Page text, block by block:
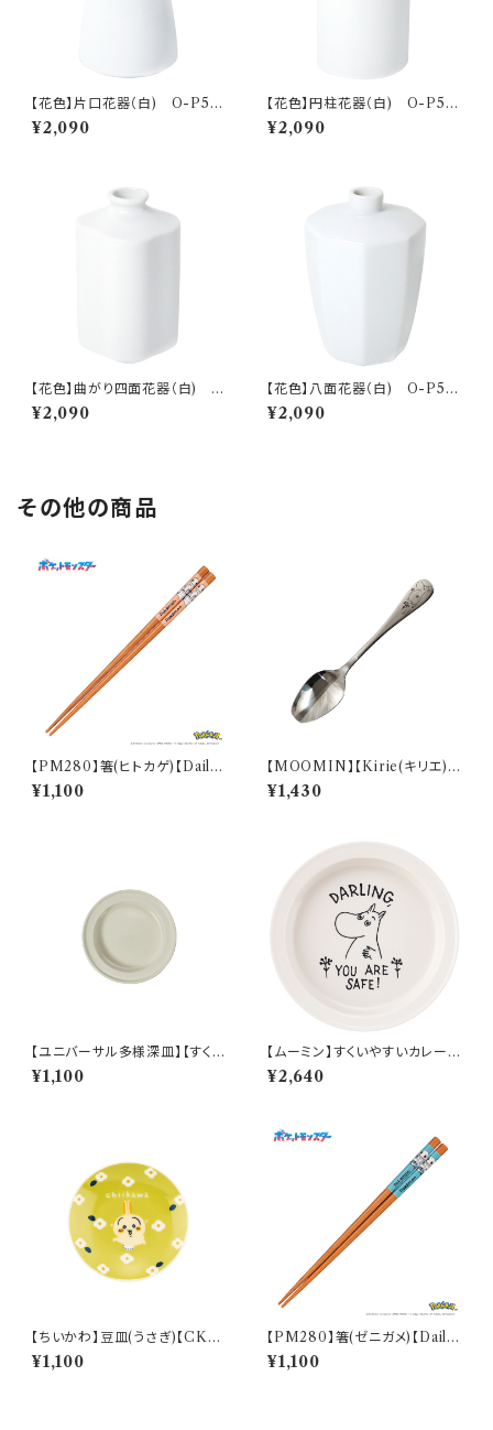
【花色】片口花器（白) O-P50
201
¥2,090
【花色】円柱花器（白) O-P50
301
¥2,090
【花色】曲がり四面花器（白) O
-P50401
¥2,090
【花色】八面花器（白) O-P50
501
¥2,090
その他の商品
【PM280】箸(ヒトカゲ)【Daily
Sketch】PM282-840
¥1,100
【MOOMIN】【Kirie(キリエ)】
すくいやすいスプーン（ムーミン）
【MM9000】MM9001-863
¥1,430
【ユニバーサル多様深皿】【すくい
やすいうつわ】14cm ディーププ
レート（ホワイト）【NB10】
¥1,100
【ムーミン】すくいやすいカレー皿
（ムーミン）【MM9000】MM9
001-320
¥2,640
【ちいかわ】豆皿(うさぎ)【CKW
20】CKW23-333
¥1,100
【PM280】箸(ゼニガメ)【Daily
Sketch】PM283-840
¥1,100